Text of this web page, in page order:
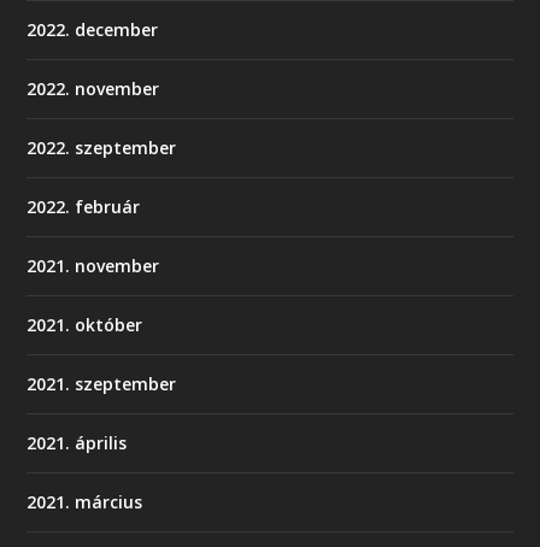
2022. december
2022. november
2022. szeptember
2022. február
2021. november
2021. október
2021. szeptember
2021. április
2021. március